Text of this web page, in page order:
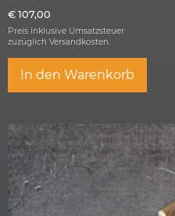
€ 107,00
Preis inklusive Umsatzsteuer
zuzüglich Versandkosten.
In den Warenkorb